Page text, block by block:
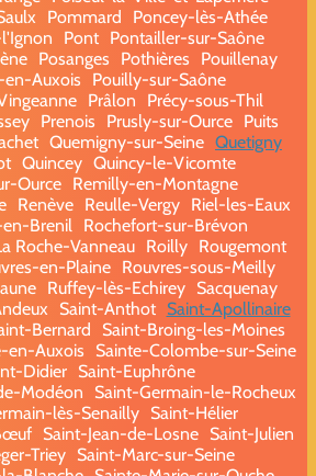
Pommard
Poncey-lès-Athée
Pont
Pontailler-sur-Saône
Posanges Pothières
Pouillenay
en-Auxois
Pouilly-sur-Saône
Prâlon
Précy-sous-Thil
Prenois Prusly-sur-Ource
Puits
Quemigny-sur-Seine Quetigny
Quincey Quincy-le-Vicomte
Ource Remilly-en-Montagne
Renève Reulle-Vergy
Riel-les-Eaux
Brenil
Rochefort-sur-Brévon
Roche-Vanneau Roilly
Rougemont
en-Plaine
Rouvres-sous-Meilly
Ruffey-lès-Echirey Sacquenay
Saint-Anthot
Saint-Apollinaire
Bernard
Saint-Broing-les-Moines
en-Auxois
Sainte-Colombe-sur-Seine
Didier Saint-Euphrône
Modéon
Saint-Germain-le-Rocheux
lès-Senailly
Saint-Hélier
Saint-Jean-de-Losne
Saint-Julien
Triey Saint-Marc-sur-Seine